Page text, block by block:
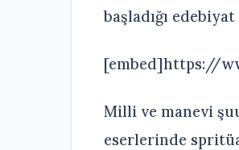
başladığı
[embed]https://
Milli ve manevi
eserlerinde